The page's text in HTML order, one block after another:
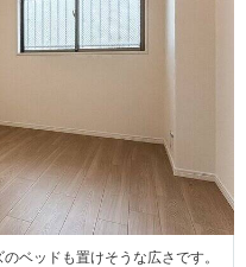
ベッドも置けそうな広さです。